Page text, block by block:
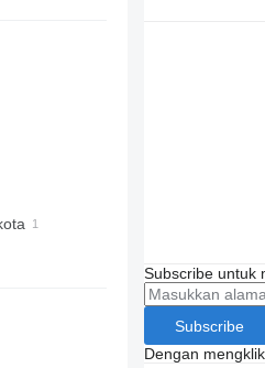
Subscribe untuk
Subscribe
Dengan